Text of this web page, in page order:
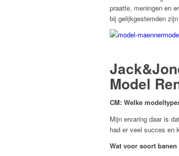
praatte, meningen en
bij gelijkgestemden
Model
CM: Welke
Mijn ervaring daar is
had er veel succes en
Wat voor soort